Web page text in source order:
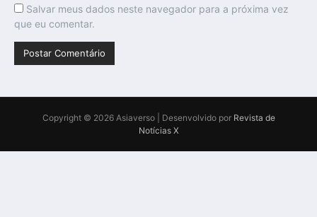
Salvar meus dados neste navegador para a próxima vez
que eu comentar.
Copyright © 2026 Asiaverso | Desenvolvido por Revista de
Notícias X